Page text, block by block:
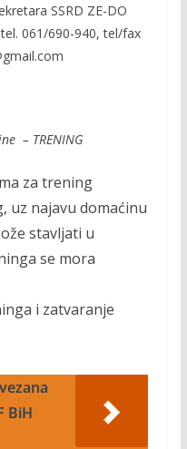
SSRD ZE-DO
061/690-940, tel/fax
– TRENING
za trening
uz najavu domaćinu
stavljati u
se mora
i zatvaranje
BiH